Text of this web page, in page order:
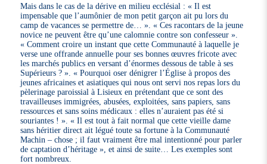
Mais dans le cas de la dérive en milieu ecclésial : « Il est
impensable que l’aumônier de mon petit garçon ait pu lors du
camp de vacances se permettre de… ». « Ces racontars de la jeune
novice ne peuvent être qu’une calomnie contre son confesseur ».
« Comment croire un instant que cette Communauté à laquelle je
verse une offrande annuelle pour ses bonnes œuvres fricote avec
les marchés publics en versant d’énormes dessous de table à ses
Supérieurs ? ». « Pourquoi oser dénigrer l’Église à propos des
jeunes africaines et asiatiques qui nous ont servi nos repas lors du
pèlerinage paroissial à Lisieux en prétendant que ce sont des
travailleuses immigrées, abusées, exploitées, sans papiers, sans
ressources et sans soins médicaux : elles n’auraient pas été si
souriantes ! ». « Il est tout à fait normal que cette vieille dame
sans héritier direct ait légué toute sa fortune à la Communauté
Machin – chose ; il faut vraiment être mal intentionné pour parler
de captation d’héritage », et ainsi de suite… Les exemples sont
fort nombreux.